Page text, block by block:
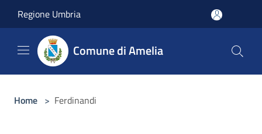
Regione Umbria
Comune di Amelia
Home > Ferdinandi